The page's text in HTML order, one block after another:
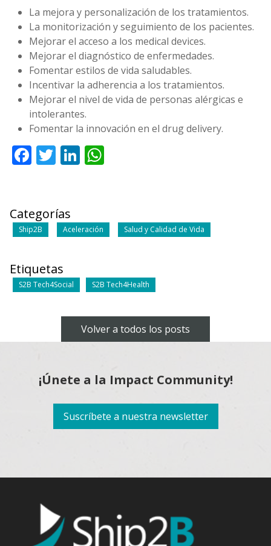
La mejora y personalización de los tratamientos.
La monitorización y seguimiento de los pacientes.
Mejorar el acceso a los medical devices.
Mejorar el diagnóstico de enfermedades.
Fomentar estilos de vida saludables.
Incentivar la adherencia a los tratamientos.
Mejorar el nivel de vida de personas alérgicas e
intolerantes.
Fomentar la innovación en el drug delivery.
Facebook
TwitterLinkedIn
Categorías
Ship2B Aceleración Salud y Calidad de Vida
Etiquetas
S2B Tech4Social S2B Tech4Health
Volver a todos los posts
¡Únete a la Impact Community!
Suscríbete a nuestra newsletter